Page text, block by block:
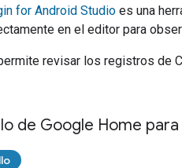
for Android Studio es una
en el editor para
permite revisar los registros
de Google Home